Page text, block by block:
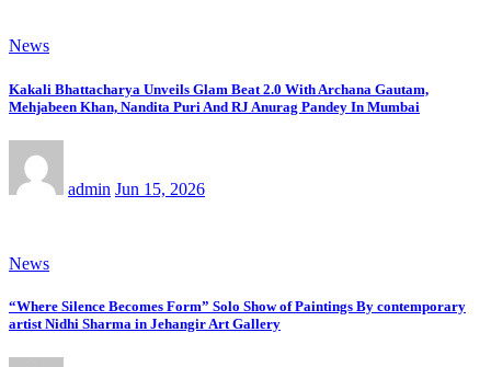
News
Kakali Bhattacharya Unveils Glam Beat 2.0 With Archana Gautam,
Mehjabeen Khan, Nandita Puri And RJ Anurag Pandey In Mumbai
admin Jun 15, 2026
News
“Where Silence Becomes Form” Solo Show of Paintings By contemporary
artist Nidhi Sharma in Jehangir Art Gallery